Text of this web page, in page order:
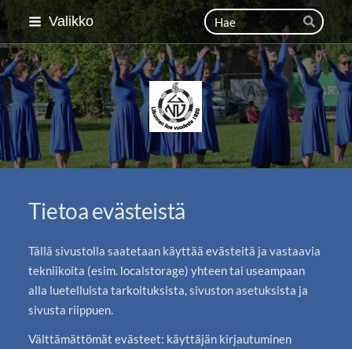
Siirry
sivun
sisältöön
Valikko Haku
Hae
Lahden
Tietoa evästeistä
Tällä sivustolla saatetaan käyttää evästeitä ja vastaavia
tekniikoita (esim. localstorage) yhteen tai useampaan
alla luetelluista tarkoituksista, sivuston asetuksista ja
sivusta riippuen.
Välttämättömät evästeet: käyttäjän kirjautuminen